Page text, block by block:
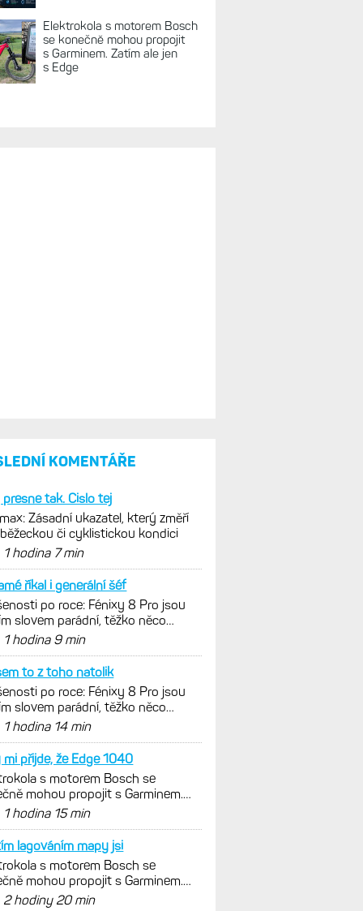
Elektrokola s motorem Bosch
se konečně mohou propojit
s Garminem. Zatím ale jen
s Edge
KOMENTÁŘE
presne tak. Cislo tej
Zásadní ukazatel, který změří
či cyklistickou kondici
1 hodina 7 min
říkal i generální šéf
po roce: Fénixy 8 Pro jsou
slovem parádní, těžko něco
Ale ta nositelnost
1 hodina 9 min
to z toho natolik
po roce: Fénixy 8 Pro jsou
slovem parádní, těžko něco
Ale ta nositelnost
1 hodina 14 min
mi přijde, že Edge 1040
s motorem Bosch se
mohou propojit s Garminem.
ale jen s Edge
1 hodina 15 min
lagováním mapy jsi
s motorem Bosch se
mohou propojit s Garminem.
ale jen s Edge
2 hodiny 20 min